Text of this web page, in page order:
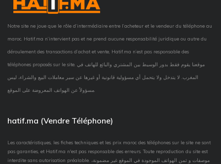
Notre site ne joue que le rôle d’intermédiaire entre l’acheteur et le vendeur du téléphone au
maroc. Hatif.ma n’intervient pas et ne prend aucune responsabilité juridique ou autre du
déroulement des transactions d’achat et vente, Hatif.ma n’est pas responsable des
téléphones proposés sur le site. موقعنا يقوم فقط بدور الوسيط بين المشتري والبائع للهاتف في
المغرب. لا يتدخل ولا يتحمل أي مسؤولية قانونية أو غيرها عن سير معاملات البيع والشراء، ليس
hatif.ma (Vendre Téléphone)
Les caractéristiques, les fiches techniques et les prix maroc des téléphones sur le site ne sont
pas garanties, et Hatif.ma n'est pas responsable des erreurs. Toute reproduction du site est
interdite sans autorisation préalable. موصفات و ثمن الهواتف الموجودة في الموقع غير مضمونة،